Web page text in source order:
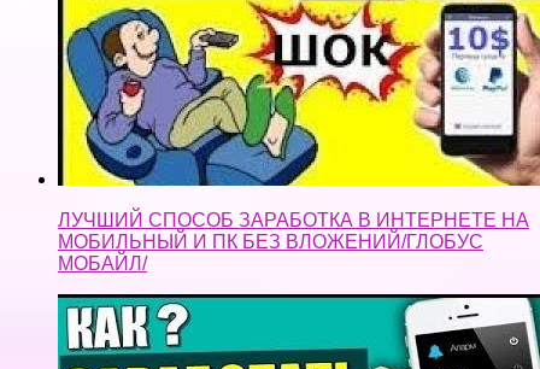
ЛУЧШИЙ СПОСОБ ЗАРАБОТКА В ИНТЕРНЕТЕ НА
МОБИЛЬНЫЙ И ПК БЕЗ ВЛОЖЕНИЙ/ГЛОБУС
МОБАЙЛ/